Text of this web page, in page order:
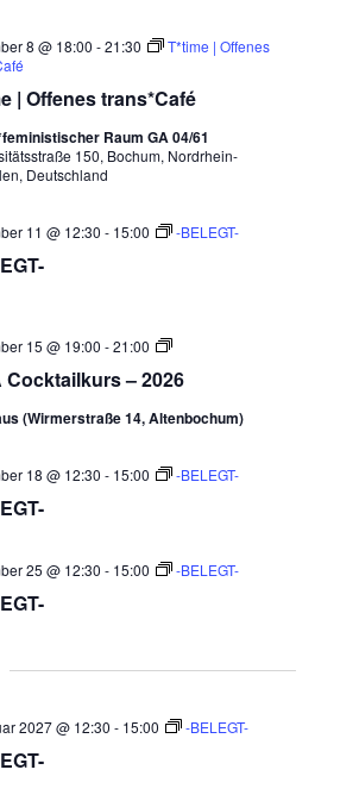
| Offenes trans*Café
8 @ 18:00 -21:30
T*time | Offenes
Raum GA 04/61
150, Bochum, Nordrhein-
Deutschland
11 @ 12:30 - 15:00 -BELEGT-
Cocktailkurs – 2026
15 @ 19:00 -21:00
AStA
(Wirmerstraße 14, Altenbochum)
18 @ 12:30 - 15:00 -BELEGT-
25 @ 12:30 - 15:00 -BELEGT-
2027 @ 12:30 - 15:00 -BELEGT-